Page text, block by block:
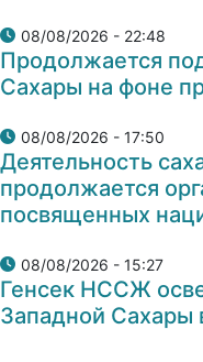
08/08/2026 - 22:48
Продолжается
Сахары на фоне
08/08/2026 - 17:50
Деятельность
продолжается
посвященных
08/08/2026 - 15:27
Генсек НССЖ
Западной Сахары